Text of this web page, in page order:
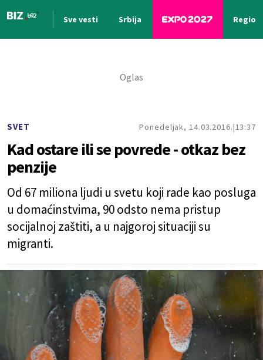
Sve vesti Srbija Region
SVET Ponedeljak, 14.03.2016. 13:37
Kad ostare ili se povrede - otkaz bez
penzije
Od 67 miliona ljudi u svetu koji rade kao posluga
u domaćinstvima, 90 odsto nema pristup
socijalnoj zaštiti, a u najgoroj situaciji su
migranti.